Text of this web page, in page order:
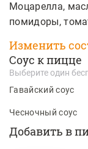
Моцарелла
помидоры
Изменить
Соус к пицце
Выберите один
Гавайский соус
Чесночный соус
Добавить в